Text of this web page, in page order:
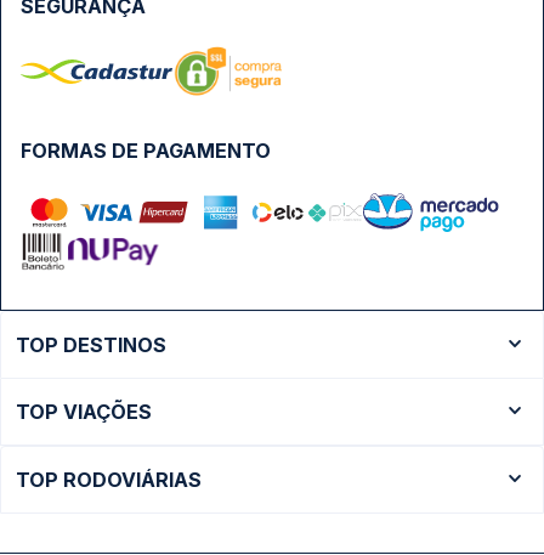
FORMAS DE PAGAMENTO
SEGURANÇA
TOP DESTINOS
Ônibus São Paulo
TOP VIAÇÕES
TOP RODOVIÁRIAS